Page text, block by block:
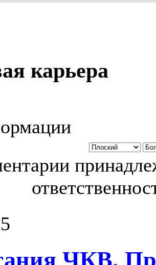
карьера
ЧКВ.